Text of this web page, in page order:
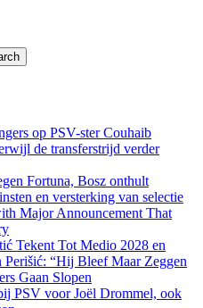
op PSV-ster Couhaib
de transferstrijd verder
Fortuna, Bosz onthult
en versterking van selectie
Major Announcement That
Tekent Tot Medio 2028 en
“Hij Bleef Maar Zeggen
Gaan Slopen
PSV voor Joël Drommel, ook